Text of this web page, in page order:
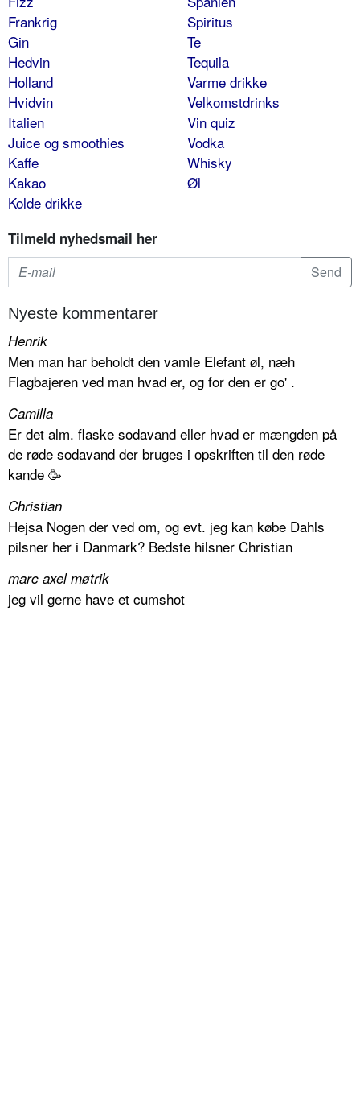
Frankrig
Gin
Hedvin
Holland
Hvidvin
Italien
Juice og smoothies
Kaffe
Kakao
Kolde drikke
Spiritus
Te
Tequila
Varme drikke
Velkomstdrinks
Vin quiz
Vodka
Whisky
Øl
Tilmeld nyhedsmail her
Nyeste kommentarer
Henrik
Men man har beholdt den vamle Elefant øl, næh
Flagbajeren ved man hvad er, og for den er go' .
Camilla
Er det alm. flaske sodavand eller hvad er mængden på
de røde sodavand der bruges i opskriften til den røde
kande 🥳
Christian
Hejsa Nogen der ved om, og evt. jeg kan købe Dahls
pilsner her i Danmark? Bedste hilsner Christian
marc axel møtrik
jeg vil gerne have et cumshot